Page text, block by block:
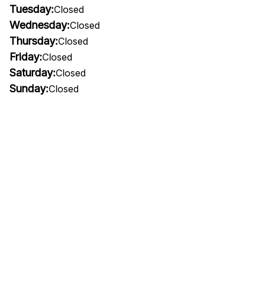
Tuesday:Closed
Wednesday:Closed
Thursday:Closed
Friday:Closed
Saturday:Closed
Sunday:Closed